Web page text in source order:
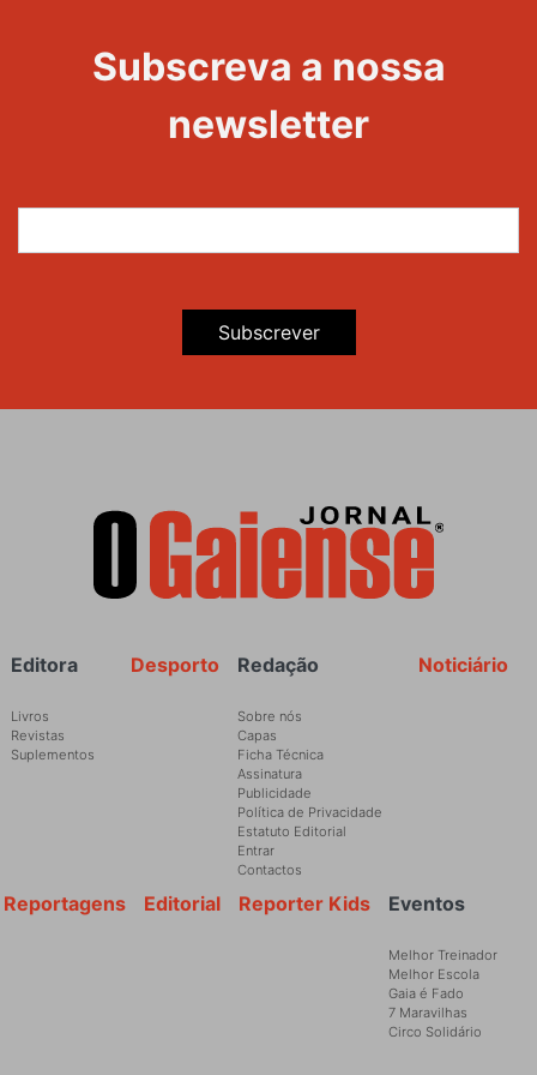
Evento
Subscreva a nossa
newsletter
Subscrever
Rodapé Noticiário
Redação
Sobre nós
Capas
Ficha Técnica
Assinatura
Publicidade
Política de Privacidade
Estatuto Editorial
Entrar
Contactos
Desporto
Editora
Livros
Revistas
Suplementos
Eventos
Melhor Treinador
Melhor Escola
Gaia é Fado
7 Maravilhas
Circo Solidário
Reporter Kids
Editorial
Reportagens